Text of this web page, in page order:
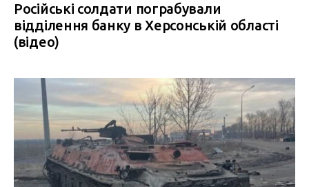
Російські солдати пограбували
відділення банку в Херсонcькій області
(відео)